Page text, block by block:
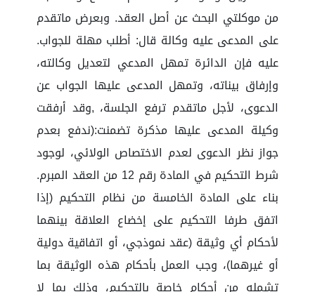
من موكلتي البحث عن أصل العقد. وبعرض ماتقدم
على المدعى عليه وكالة قال: أطلب مهلة للجواب.
عليه فإن الدائرة تمهل المدعي لتعديل وكالته،
وإرفاق بيناته، وتمهل المدعى عليها الجواب عن
الدعوى، لأجل ماتقدم ترفع الجلسة، ,وقد أرفقت
وكيلة المدعى عليها مذكرة تضمنت:(ندفع بعدم
جواز نظر الدعوى لعدم الاختصاص الولائي، لوجود
شرط التحكيم في المادة رقم 12 من العقد المبرم.
بناء على المادة الخامسة من نظام التحكيم (إذا
اتفق طرفا التحكيم على إخضاع العلاقة بينهما
لأحكام أي وثيقة (عقد نموذجي، أو اتفاقية دولية
أو غيرهما)، وجب العمل بأحكام هذه الوثيقة بما
تشمله من أحكام خاصة بالتحكيم، وذلك بما لا